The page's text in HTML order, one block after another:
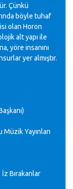
Çünkü
böyle tuhaf
olan Horon
alt yapı ile
yöre insanını
yer almıştır.
Yayınları
Bırakanlar